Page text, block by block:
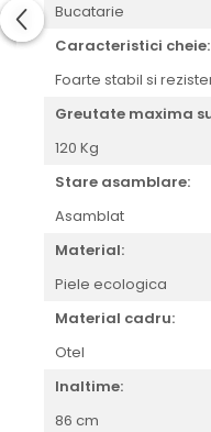
Bucatarie
Caracteristici cheie:
Foarte stabil si
Greutate maxima
120 Kg
Stare asamblare:
Asamblat
Material:
Piele ecologica
Material cadru:
Otel
Inaltime:
86 cm